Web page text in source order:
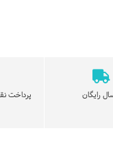
رایگان پرداخت